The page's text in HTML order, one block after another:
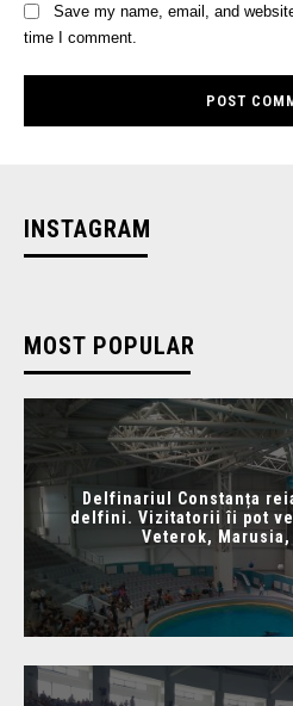
Save my name, email, and
time I comment.
INSTAGRAM
MOST POPULAR
Delfinariul Constanța
delfini. Vizitatorii îi pot
Veterok, Marusia,